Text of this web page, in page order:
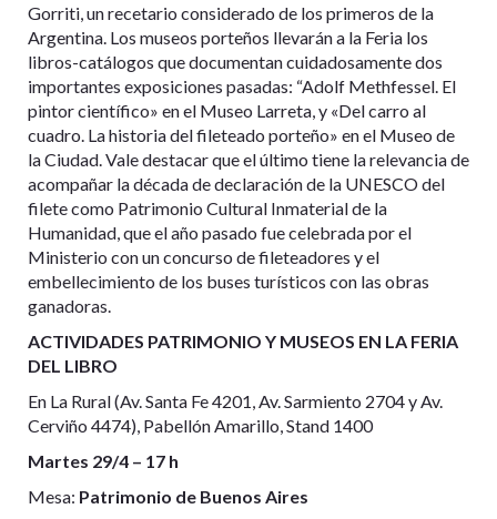
Gorriti, un recetario considerado de los primeros de la
Argentina. Los museos porteños llevarán a la Feria los
libros-catálogos que documentan cuidadosamente dos
importantes exposiciones pasadas: “Adolf Methfessel. El
pintor científico» en el Museo Larreta, y «Del carro al
cuadro. La historia del fileteado porteño» en el Museo de
la Ciudad. Vale destacar que el último tiene la relevancia de
acompañar la década de declaración de la UNESCO del
filete como Patrimonio Cultural Inmaterial de la
Humanidad, que el año pasado fue celebrada por el
Ministerio con un concurso de fileteadores y el
embellecimiento de los buses turísticos con las obras
ganadoras.
ACTIVIDADES PATRIMONIO Y MUSEOS EN LA FERIA
DEL LIBRO
En La Rural (Av. Santa Fe 4201, Av. Sarmiento 2704 y Av.
Cerviño 4474) , Pabellón Amarillo, Stand 1400
Martes 29/4 – 17 h
Mesa: Patrimonio de Buenos Aires